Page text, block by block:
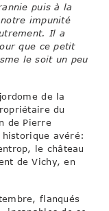
puis à la
impunité
Il a
que ce petit
le soit un peu
de la
du
de Pierre
avéré:
le château
de Vichy, en
flanqués